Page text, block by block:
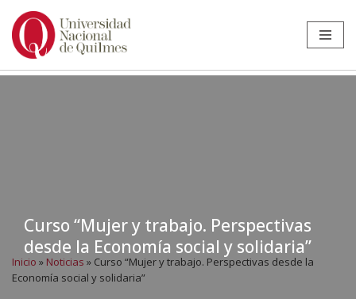
Ir
Curso “Mujer y trabajo. Perspectivas
desde la Economía social y solidaria”
Inicio » Noticias » Curso “Mujer y trabajo. Perspectivas desde la
Economía social y solidaria”